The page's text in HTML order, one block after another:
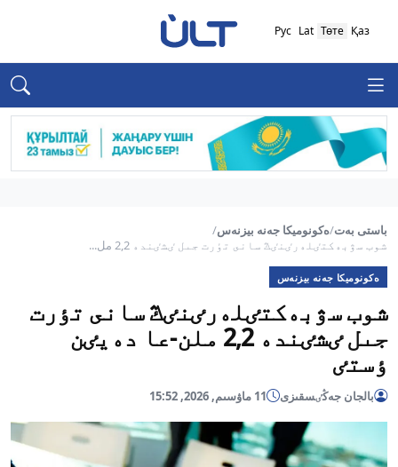
Қаз
Төте
Lat
Рус
باستى بەت/ەكونوميكا جەنە بيزنەس/
شوب سۋبەكتٸلەرٸنٸڭ سانى تٶرت جىل ٸشٸندە 2,2 مل...
ەكونوميكا جەنە بيزنەس
شوب سۋبەكتٸلەرٸنٸڭ سانى تٶرت
جىل ٸشٸندە 2,2 ملن-عا دەيٸن
ٶستٸ
بالجان جەڭٸسقىزى 11 ماۋسىم, 2026, 15:52